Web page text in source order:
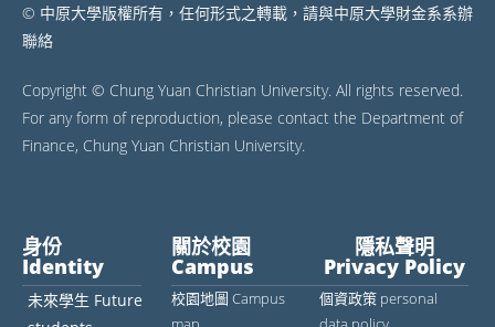
© 中原大學版權所有，任何形式之轉載，請與中原大學財金系系辦
聯絡
Copyright © Chung Yuan Christian University. All rights reserved.
For any form of reproduction, please contact the Department of
Finance, Chung Yuan Christian University.
身份
Identity
未來學生 Future
關於校園
Campus
校園地圖 Campus
隱私聲明
Privacy Policy
個資政策 personal